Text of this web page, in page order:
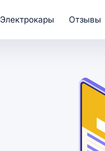
Электрокары Отзывы